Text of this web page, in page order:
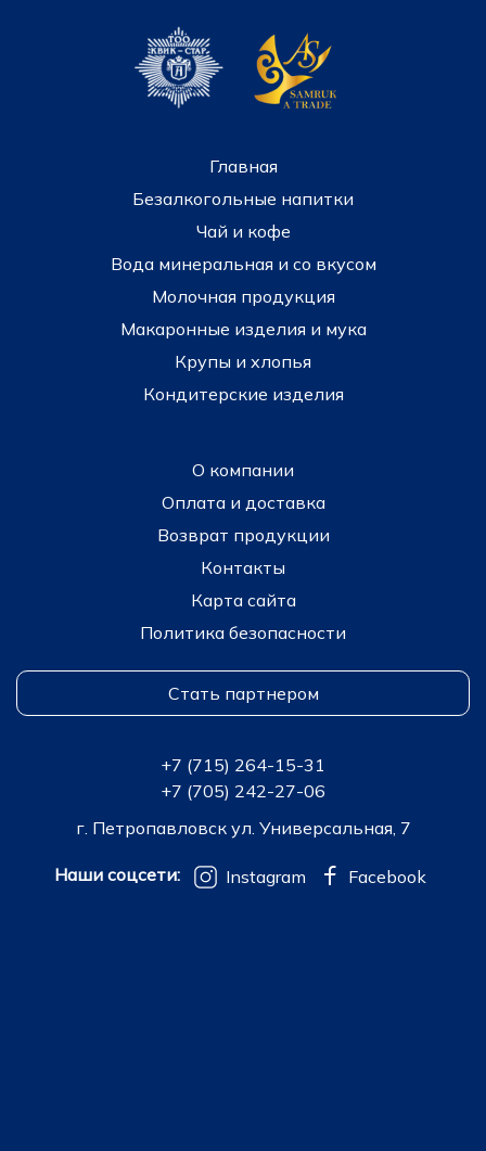
Главная
Безалкогольные напитки
Чай и кофе
Вода минеральная и со вкусом
Молочная продукция
Макаронные изделия и мука
Крупы и хлопья
Кондитерские изделия
О компании
Оплата и доставка
Возврат продукции
Контакты
Карта сайта
Политика безопасности
Стать партнером
+7 (715) 264-15-31
+7 (705) 242-27-06
г. Петропавловск ул. Универсальная, 7
Наши соцсети: Instagram Facebook